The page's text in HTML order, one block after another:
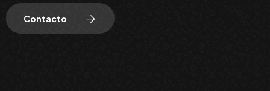
Contacto